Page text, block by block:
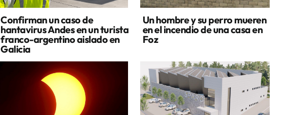
Confirman un caso de
hantavirus Andes en un turista
franco-argentino aislado en
Galicia
Un hombre y su perro mueren
en el incendio de una casa en
Foz